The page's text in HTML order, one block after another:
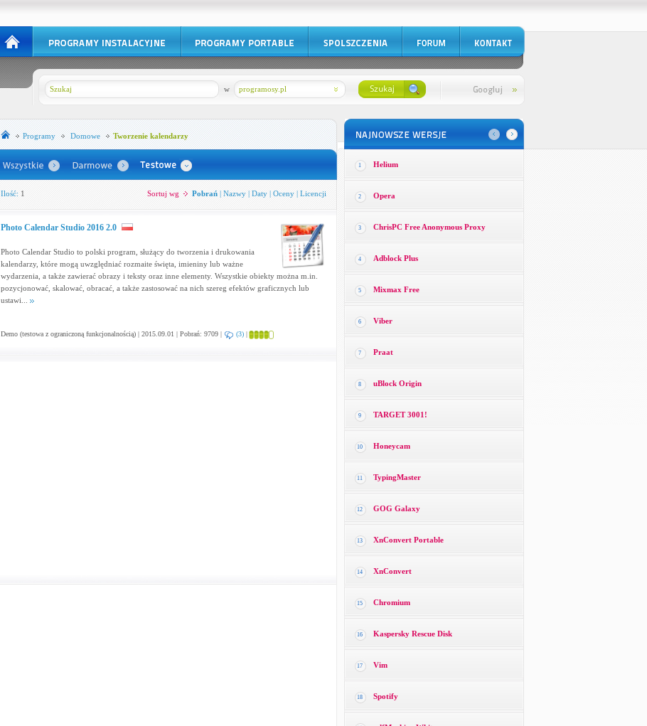
programosy.pl
w
Programy Domowe Tworzenie kalendarzy
Ilość: 1 Sortuj wg Pobrań| Nazwy| Daty| Oceny| Licencji
Photo Calendar Studio 2016 2.0
Photo Calendar Studio to polski program, służący do tworzenia i drukowania
kalendarzy, które mogą uwzględniać rozmaite święta, imieniny lub ważne
wydarzenia, a także zawierać obrazy i teksty oraz inne elementy. Wszystkie obiekty można m.in.
pozycjonować, skalować, obracać, a także zastosować na nich szereg efektów graficznych lub
ustawi...
Demo (testowa z ograniczoną funkcjonalnością) | 2015.09.01 | Pobrań: 9709 | (3)|
1 Helium
2 Opera
3 ChrisPC Free Anonymous Proxy
4 Adblock Plus
5 Mixmax Free
6 Viber
7 Praat
8 uBlock Origin
9 TARGET 3001!
10 Honeycam
11 TypingMaster
12 GOG Galaxy
13 XnConvert Portable
14 XnConvert
15 Chromium
16 Kaspersky Rescue Disk
17 Vim
18 Spotify